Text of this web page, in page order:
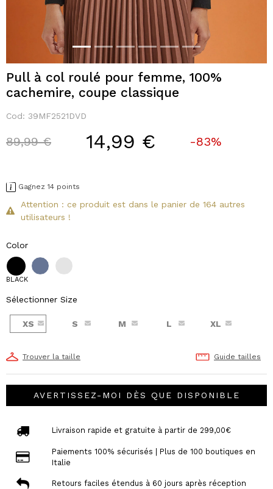
Pull à col roulé pour femme, 100%
cachemire, coupe classique
Cod: 39MF2521DVD
Price reduced from
89,99 €to 14,99 € -83%
Gagnez 14 points
Attention : ce produit est dans le panier de 164 autres
utilisateurs !
Color
BLACK
Sélectionner Size
XS S M L XL
Trouver la taille Guide tailles
AVERTISSEZ-MOI DÈS QUE DISPONIBLE
Livraison rapide et gratuite à partir de 299,00€
Paiements 100% sécurisés | Plus de 100 boutiques en
Italie
Retours faciles étendus à 60 jours après réception